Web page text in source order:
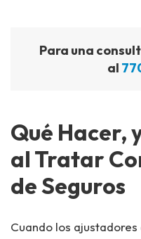
Para una
al
Qué Hacer,
al Tratar
de Seguros
Cuando los